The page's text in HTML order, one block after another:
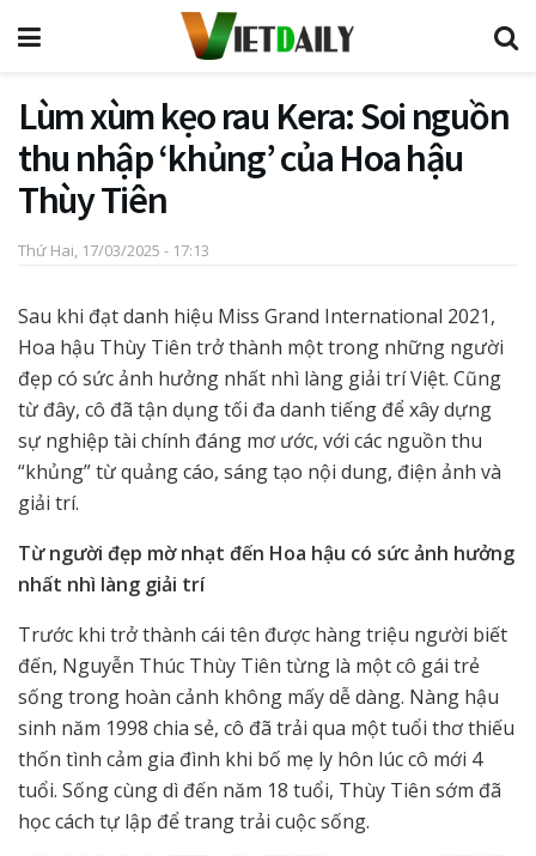
Lùm xùm kẹo rau Kera: Soi nguồn
thu nhập ‘khủng’ của Hoa hậu
Thùy Tiên
Thứ Hai, 17/03/2025 - 17:13
Sau khi đạt danh hiệu Miss Grand International 2021,
Hoa hậu Thùy Tiên trở thành một trong những người
đẹp có sức ảnh hưởng nhất nhì làng giải trí Việt. Cũng
từ đây, cô đã tận dụng tối đa danh tiếng để xây dựng
sự nghiệp tài chính đáng mơ ước, với các nguồn thu
“khủng” từ quảng cáo, sáng tạo nội dung, điện ảnh và
giải trí.
Từ người đẹp mờ nhạt đến Hoa hậu có sức ảnh hưởng
nhất nhì làng giải trí
Trước khi trở thành cái tên được hàng triệu người biết
đến, Nguyễn Thúc Thùy Tiên từng là một cô gái trẻ
sống trong hoàn cảnh không mấy dễ dàng. Nàng hậu
sinh năm 1998 chia sẻ, cô đã trải qua một tuổi thơ thiếu
thốn tình cảm gia đình khi bố mẹ ly hôn lúc cô mới 4
tuổi. Sống cùng dì đến năm 18 tuổi, Thùy Tiên sớm đã
học cách tự lập để trang trải cuộc sống.